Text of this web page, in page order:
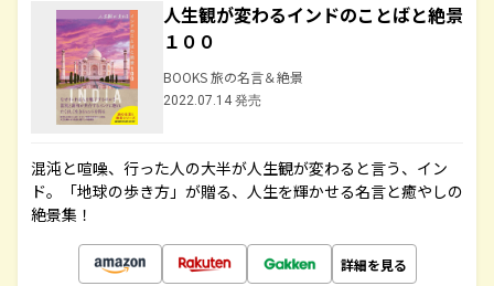
人生観が変わるインドのことばと絶景
１００
BOOKS 旅の名言＆絶景
2022.07.14 発売
混沌と喧噪、行った人の大半が人生観が変わると言う、イン
ド。「地球の歩き方」が贈る、人生を輝かせる名言と癒やしの
絶景集！
詳細を見る